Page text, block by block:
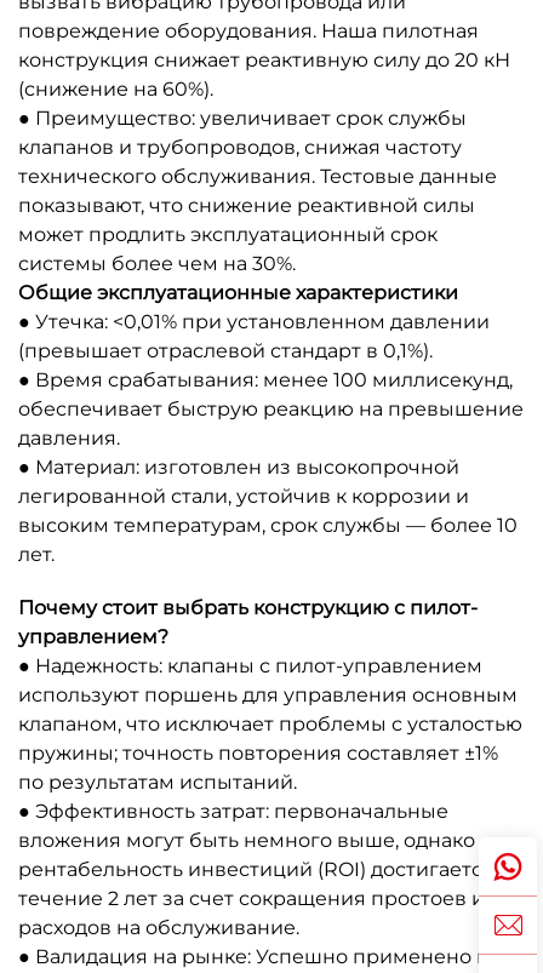
повреждение оборудования. Наша пилотная
конструкция снижает реактивную силу до 20 кН
(снижение на 60%).
● Преимущество: увеличивает срок службы
клапанов и трубопроводов, снижая частоту
технического обслуживания. Тестовые данные
показывают, что снижение реактивной силы
может продлить эксплуатационный срок
системы более чем на 30%.
Общие эксплуатационные характеристики
● Утечка: <0,01% при установленном давлении
(превышает отраслевой стандарт в 0,1%).
● Время срабатывания: менее 100 миллисекунд,
обеспечивает быструю реакцию на превышение
давления.
● Материал: изготовлен из высокопрочной
легированной стали, устойчив к коррозии и
высоким температурам, срок службы — более 10
лет.
Почему стоит выбрать конструкцию с пилот-
управлением?
● Надежность: клапаны с пилот-управлением
используют поршень для управления основным
клапаном, что исключает проблемы с усталостью
пружины; точность повторения составляет ±1%
по результатам испытаний.
● Эффективность затрат: первоначальные
вложения могут быть немного выше, однако
рентабельность инвестиций (ROI) достигается в
течение 2 лет за счет сокращения простоев и
расходов на обслуживание.
● Валидация на рынке: Успешно применено в